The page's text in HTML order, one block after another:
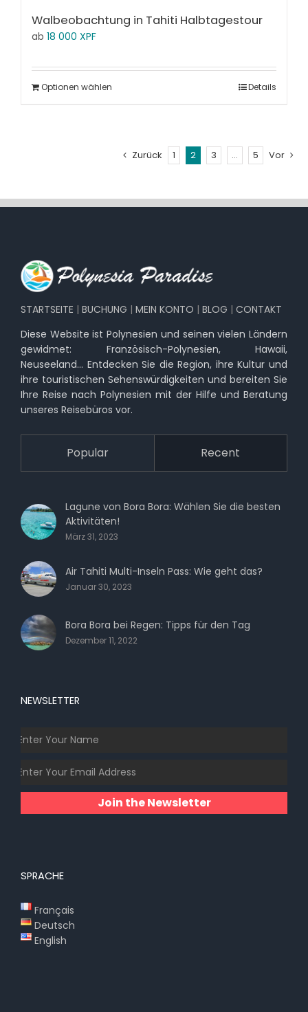
Walbeobachtung in Tahiti Halbtagestour
ab 18 000 XPF
Optionen wählen Details
Zurück 1 2 3 … 5 Vor
STARTSEITE | BUCHUNG | MEIN KONTO | BLOG | CONTAKT
Diese Website ist Polynesien und seinen vielen Ländern
gewidmet: Französisch-Polynesien, Hawaii,
Neuseeland… Entdecken Sie die Region, ihre Kultur und
ihre touristischen Sehenswürdigkeiten und bereiten Sie
Ihre Reise nach Polynesien mit der Hilfe und Beratung
unseres Reisebüros vor.
Popular Recent
Lagune von Bora Bora: Wählen Sie die besten
Aktivitäten!
März 31, 2023
Air Tahiti Multi-Inseln Pass: Wie geht das?
Januar 30, 2023
Bora Bora bei Regen: Tipps für den Tag
Dezember 11, 2022
NEWSLETTER
Join the Newsletter
SPRACHE
Français
Deutsch
English